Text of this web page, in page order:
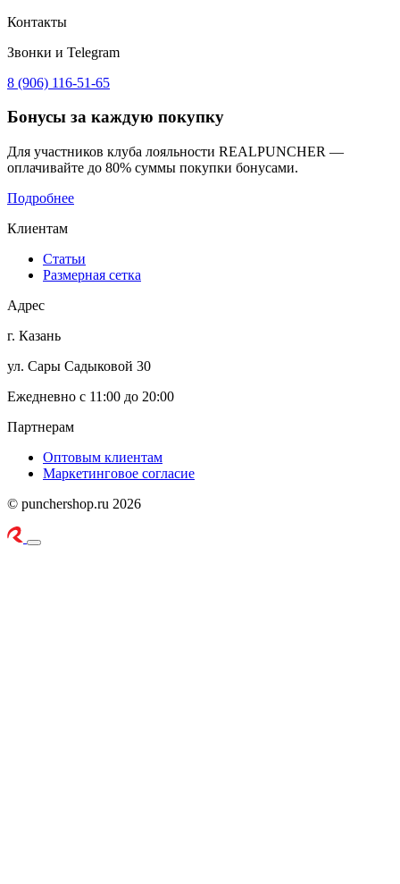
Контакты
Звонки и Telegram
8 (906) 116-51-65
Бонусы за каждую покупку
Для участников клуба лояльности REALPUNCHER —
оплачивайте до 80% суммы покупки бонусами.
Подробнее
Клиентам
Статьи
Размерная сетка
Адрес
г. Казань
ул. Сары Садыковой 30
Ежедневно с 11:00 до 20:00
Партнерам
Оптовым клиентам
Маркетинговое согласие
© punchershop.ru 2026